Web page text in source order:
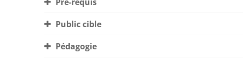
Public cible
Pédagogie